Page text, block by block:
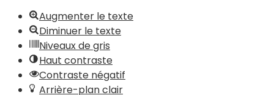
Augmenter le texte
Diminuer le texte
Niveaux de gris
Haut contraste
Contraste négatif
Arrière-plan clair